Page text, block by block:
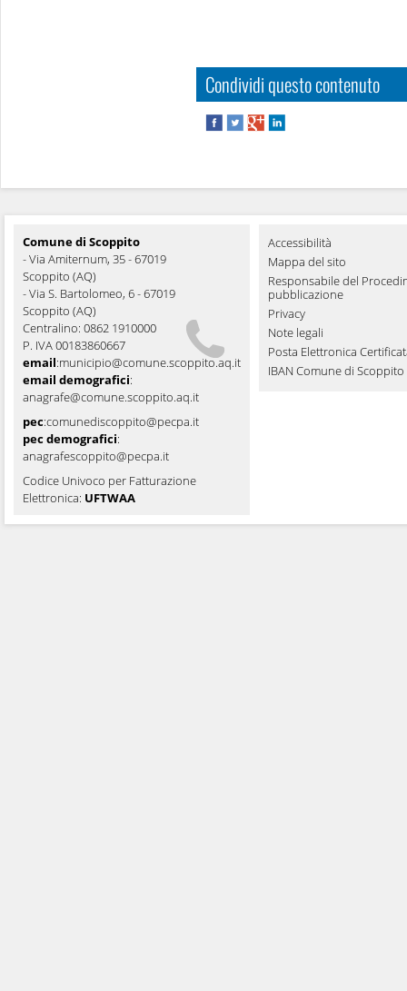
Condividi questo contenuto
Comune di Scoppito
- Via Amiternum, 35 - 67019
Scoppito (AQ)
- Via S. Bartolomeo, 6 - 67019
Scoppito (AQ)
Centralino: 0862 1910000
P. IVA 00183860667
email:municipio@comune.scoppito.aq.it
email demografici:
anagrafe@comune.scoppito.aq.it
pec:comunediscoppito@pecpa.it
pec demografici:
anagrafescoppito@pecpa.it
Codice Univoco per Fatturazione
Elettronica: UFTWAA
Accessibilità
Mappa del sito
Responsabile del
pubblicazione
Privacy
Note legali
Posta Elettronica
IBAN Comune di Scoppito